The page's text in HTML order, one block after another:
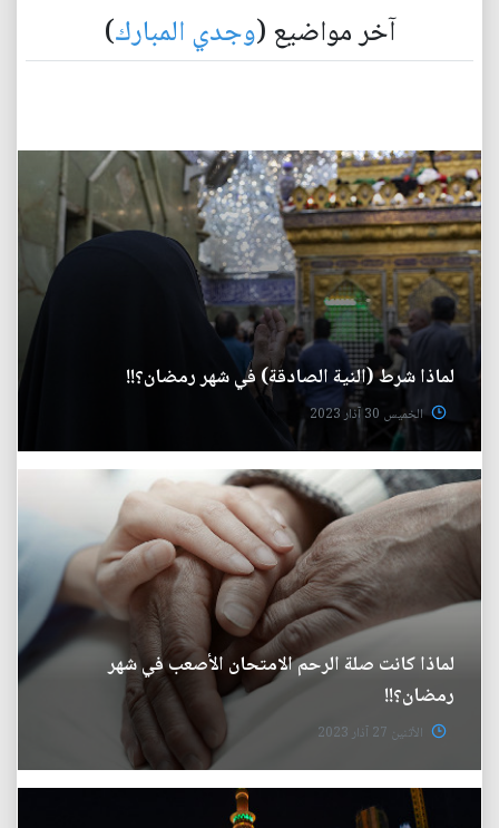
آخر مواضيع (وجدي المبارك)
لماذا شرط (النية الصادقة) في شهر رمضان؟!!
الخميس 30 آذار 2023
لماذا كانت صلة الرحم الامتحان الأصعب في شهر
رمضان؟!!
الأثنين 27 آذار 2023